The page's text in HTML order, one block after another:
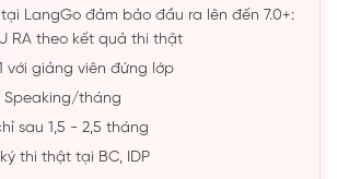
tại LangGo đảm bảo đầu ra lên đến 7.0+:
RA theo kết quả thi thật
với giảng viên đứng lớp
Speaking/tháng
sau 1,5 - 2,5 tháng
thi thật tại BC, IDP